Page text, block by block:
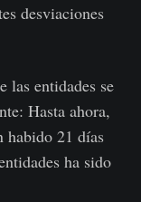
desviaciones
las entidades se
Hasta ahora,
habido 21 días
ha sido